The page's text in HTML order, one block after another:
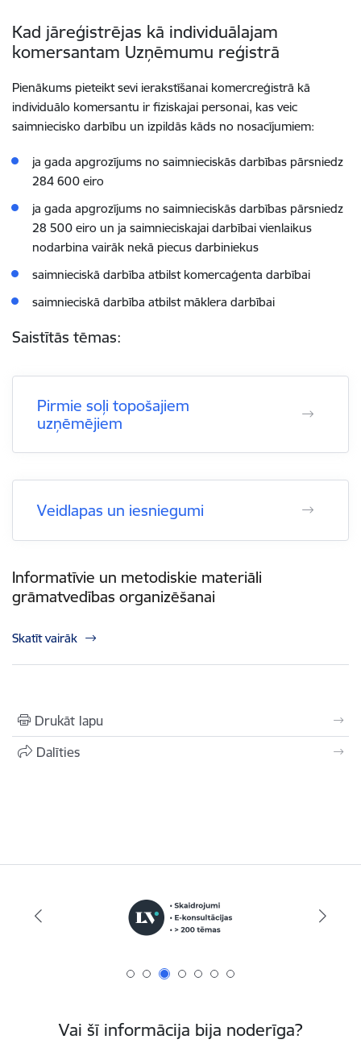
Kad jāreģistrējas kā individuālajam
komersantam Uzņēmumu reģistrā
Pienākums pieteikt sevi ierakstīšanai komercreģistrā kā
individuālo komersantu ir fiziskajai personai, kas veic
saimniecisko darbību un izpildās kāds no nosacījumiem:
ja gada apgrozījums no saimnieciskās darbības pārsniedz
284 600 eiro
ja gada apgrozījums no saimnieciskās darbības pārsniedz
28 500 eiro un ja saimnieciskajai darbībai vienlaikus
nodarbina vairāk nekā piecus darbiniekus
saimnieciskā darbība atbilst komercaģenta darbībai
saimnieciskā darbība atbilst māklera darbībai
Saistītās tēmas:
Pirmie soļi topošajiem
uzņēmējiem
Veidlapas un iesniegumi
Informatīvie un metodiskie materiāli
grāmatvedības organizēšanai
Skatīt vairāk
Drukāt lapu
Dalīties
Vai šī informācija bija noderīga?